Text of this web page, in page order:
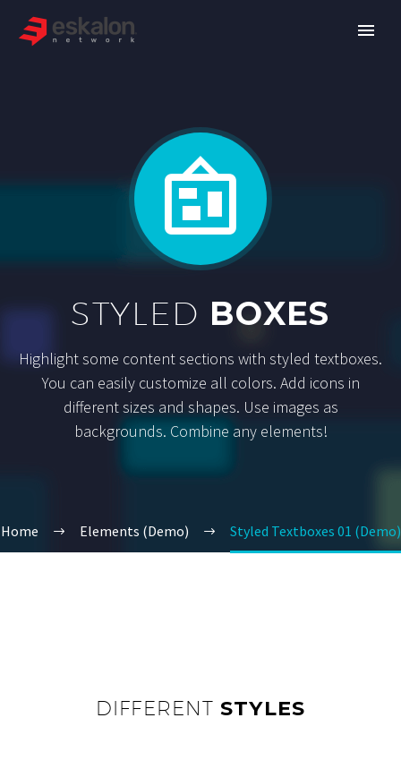


STYLED BOXES
Highlight some content sections with styled textboxes.
You can easily customize all colors. Add icons in
different sizes and shapes. Use images as
backgrounds. Combine any elements!
Home Elements (Demo) Styled Textboxes 01 (Demo)
DIFFERENT STYLES